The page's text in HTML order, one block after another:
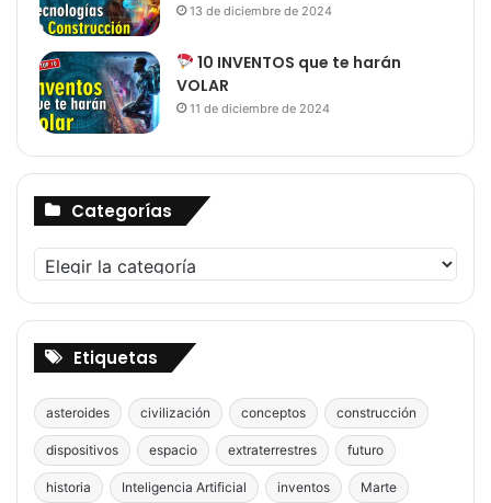
13 de diciembre de 2024
10 INVENTOS que te harán
VOLAR
11 de diciembre de 2024
Categorías
Categorías
Etiquetas
asteroides civilización conceptos construcción
dispositivos espacio extraterrestres futuro
historia Inteligencia Artificial inventos Marte